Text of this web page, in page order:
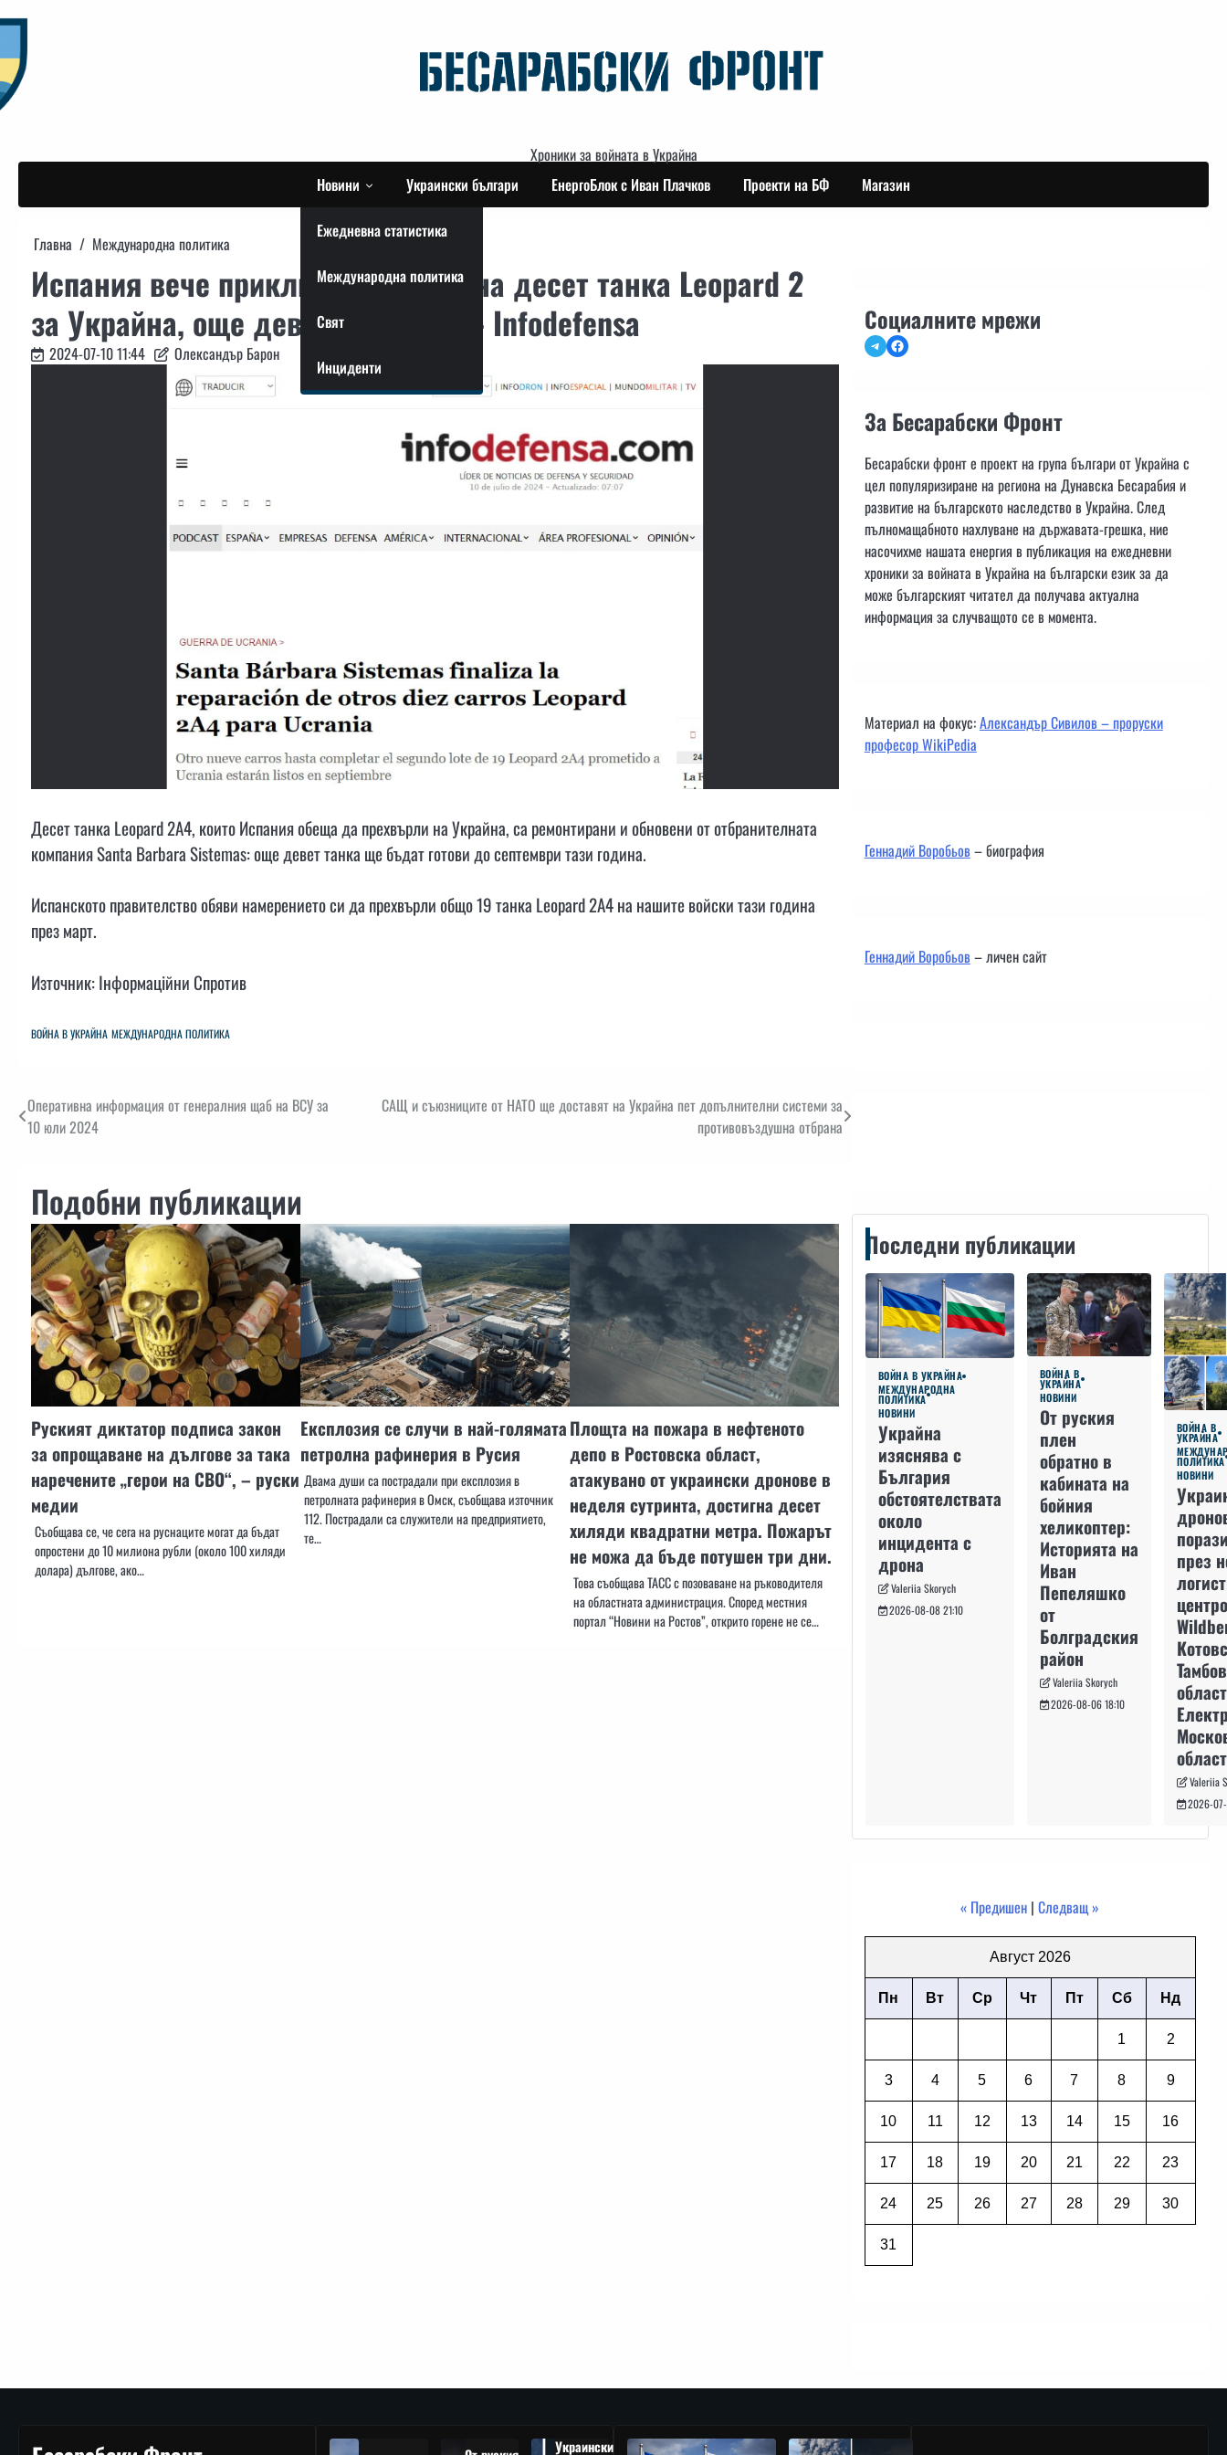
to
content
Хроники за войната в Украйна
Новини
Ежедневна статистика
Международна политика
Свят
Инциденти
Украински българи ЕнергоБлок с Иван Плачков Проекти на БФ Магазин
Главна Международна политика
Испания вече приключи ремонта на десет танка Leopard 2
за Украйна, още девет са на път – Infodefensa
2024-07-10 11:44 Олександър Барон
Десет танка Leopard 2A4, които Испания обеща да прехвърли на Украйна, са ремонтирани и обновени от отбранителната
компания Santa Barbara Sistemas: още девет танка ще бъдат готови до септември тази година.
Испанското правителство обяви намерението си да прехвърли общо 19 танка Leopard 2A4 на нашите войски тази година
през март.
Източник: Інформаційни Спротив
ВОЙНА В УКРАЙНА МЕЖДУНАРОДНА ПОЛИТИКА
Навигация
Оперативна информация от генералния щаб на ВСУ за
10 юли 2024
САЩ и съюзниците от НАТО ще доставят на Украйна пет допълнителни системи за
противовъздушна отбрана
Подобни публикации
Руският диктатор подписа закон
за опрощаване на дългове за така
наречените „герои на СВО“, – руски
медии
Съобщава се, че сега на руснаците могат да бъдат
опростени до 10 милиона рубли (около 100 хиляди
долара) дългове, ако…
Експлозия се случи в най-голямата
петролна рафинерия в Русия
Двама души са пострадали при експлозия в
петролната рафинерия в Омск, съобщава източник
112. Пострадали са служители на предприятието,
те…
Площта на пожара в нефтеното
депо в Ростовска област,
атакувано от украински дронове в
неделя сутринта, достигна десет
хиляди квадратни метра. Пожарът
не можа да бъде потушен три дни.
Това съобщава ТАСС с позоваване на ръководителя
на областната администрация. Според местния
портал “Новини на Ростов”, открито горене не се…
Социалните мрежи
TelegramFacebook
За Бесарабски Фронт
Бесарабски фронт е проект на група българи от Украйна с
цел популяризиране на региона на Дунавска Бесарабия и
развитие на българското наследство в Украйна. След
пълномащабното нахлуване на държавата-грешка, ние
насочихме нашата енергия в публикация на ежедневни
хроники за войната в Украйна на български език за да
може българският читател да получава актуална
информация за случващото се в момента.
Материал на фокус:Александър Сивилов – проруски
професор WikiPedia
Геннадий Воробьов– биография
Геннадий Воробьов– личен сайт
Последни публикации
ВОЙНА В УКРАЙНА
МЕЖДУНАРОДНА
ПОЛИТИКА
НОВИНИ
Украйна
изяснява с
България
обстоятелствата
около
инцидента с
дрона
Valeriia Skorych
2026-08-08 21:10
ВОЙНА В
УКРАЙНА
НОВИНИ
От руския
плен
обратно в
кабината на
бойния
хеликоптер:
Историята на
Иван
Пепеляшко
от
Болградския
район
Valeriia Skorych
2026-08-06 18:10
ВОЙНА В
УКРАЙНА
ПОЛИТИКА
НОВИНИ
през
област
Valeriia
2026-
« Предишен |Следващ »
Август 2026
Пн Вт Ср Чт Пт Сб Нд
1 2
3 4 5 6 7 8 9
10 11 12 13 14 15 16
17 18 19 20 21 22 23
24 25 26 27 28 29 30
31
Украински